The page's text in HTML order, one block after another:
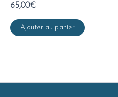
65,00€
Ajouter au panier